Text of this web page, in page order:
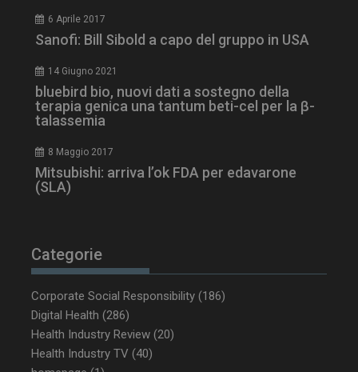
6 Aprile 2017
Sanofi: Bill Sibold a capo del gruppo in USA
14 Giugno 2021
bluebird bio, nuovi dati a sostegno della
terapia genica una tantum beti-cel per la β-
talassemia
8 Maggio 2017
Mitsubishi: arriva l’ok FDA per edavarone
(SLA)
Categorie
Corporate Social Responsibility (186)
Digital Health (286)
Health Industry Review (20)
Health Industry TV (40)
tracking-sites-
ironfish-tracking-
enable
www.dailyhealthindustry.it